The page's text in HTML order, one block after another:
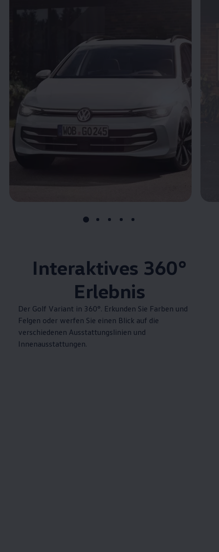
Interaktives 360°
Erlebnis
Der Golf Variant in 360°. Erkunden Sie Farben und
Felgen oder werfen Sie einen Blick auf die
verschiedenen Ausstattungslinien und
Innenausstattungen.